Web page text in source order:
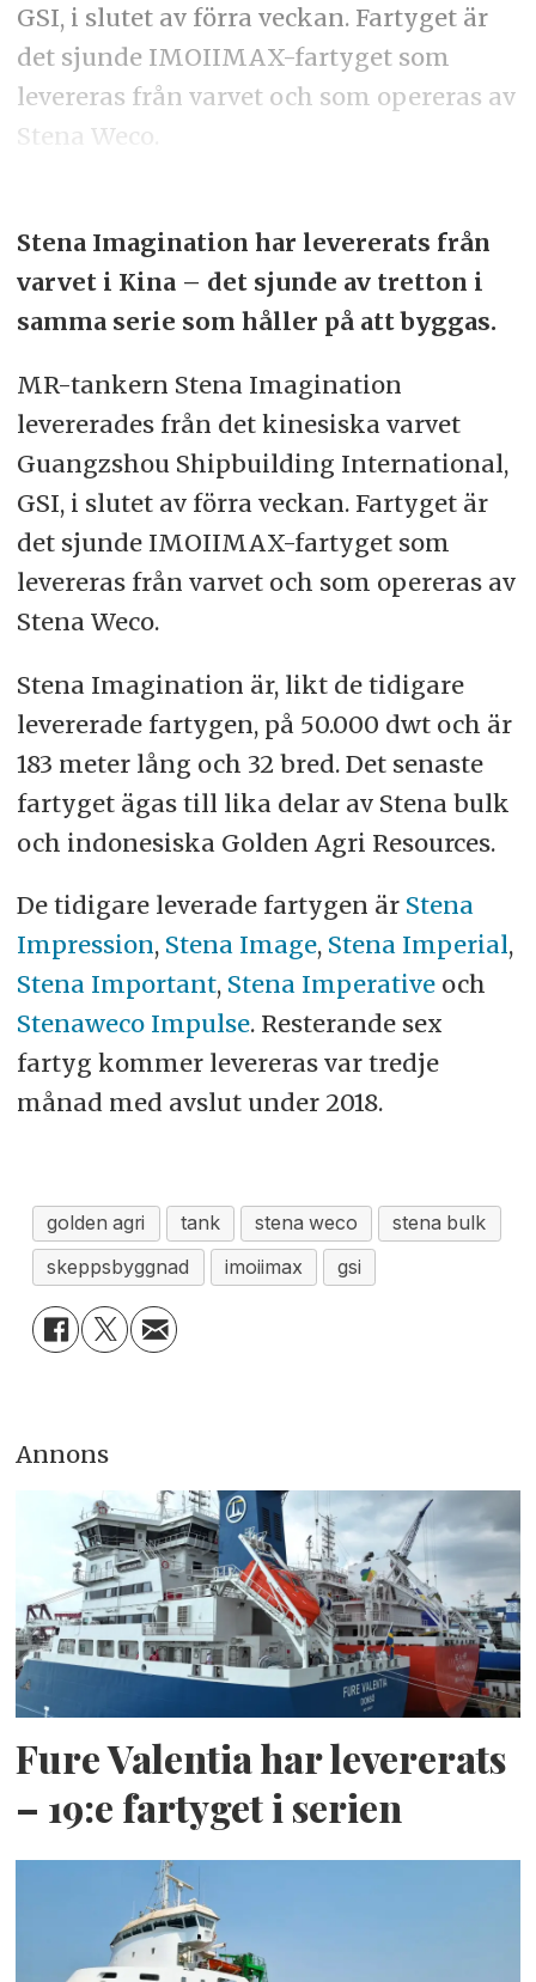
GSI, i slutet av förra veckan. Fartyget är
det sjunde IMOIIMAX-fartyget som
levereras från varvet och som opereras av
Stena Weco.
Stena Imagination har levererats från
varvet i Kina – det sjunde av tretton i
samma serie som håller på att byggas.
MR-tankern Stena Imagination
levererades från det kinesiska varvet
Guangzshou Shipbuilding International,
GSI, i slutet av förra veckan. Fartyget är
det sjunde IMOIIMAX-fartyget som
levereras från varvet och som opereras av
Stena Weco.
Stena Imagination är, likt de tidigare
levererade fartygen, på 50.000 dwt och är
183 meter lång och 32 bred. Det senaste
fartyget ägas till lika delar av Stena bulk
och indonesiska Golden Agri Resources.
De tidigare leverade fartygen är Stena
Impression, Stena Image, Stena Imperial,
Stena Important, Stena Imperativeoch
Stenaweco Impulse. Resterande sex
fartyg kommer levereras var tredje
månad med avslut under 2018.
golden agri tank stena weco
stena bulk
skeppsbyggnad
imoiimax gsi
Annons
Fure Valentia har levererats
– 19:e fartyget i serien